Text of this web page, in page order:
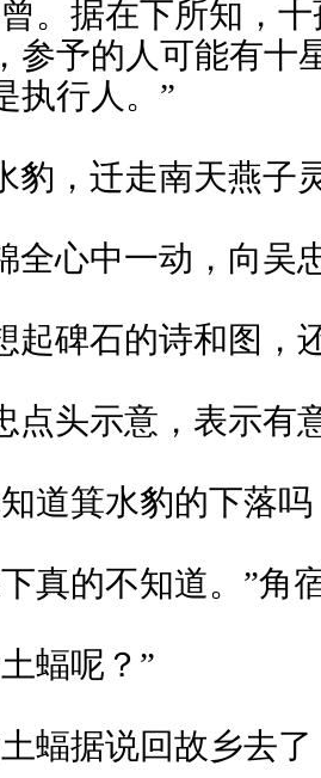
。据在下所知，
参予的人可能有十
执行人。”
，迁走南天燕子
心中一动，向吴
碑石的诗和图，
头示意，表示有
道箕水豹的下落吗
真的不知道。”角
蝠呢？”
蝠据说回故乡去了